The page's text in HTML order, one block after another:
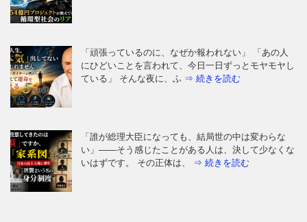
「頑張っているのに、なぜか報われない」 「あの人
にひどいことを言われて、今日一日ずっとモヤモヤし
ている」 そんな夜に、ふ ⇒ 続きを読む
「誰が総理大臣になっても、結局世の中は変わらな
い」——そう感じたことがある人は、決して少なくな
いはずです。 その正体は、 ⇒ 続きを読む